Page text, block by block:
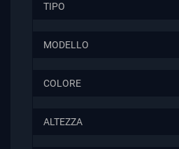
TIPO
MODELLO
COLORE
ALTEZZA